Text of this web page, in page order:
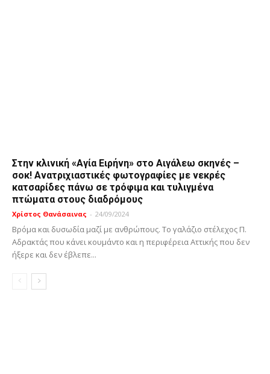
Στην κλινική «Αγία Ειρήνη» στο Αιγάλεω σκηνές –
σοκ! Ανατριχιαστικές φωτογραφίες με νεκρές
κατσαρίδες πάνω σε τρόφιμα και τυλιγμένα
πτώματα στους διαδρόμους
Χρίστος Θανάσαινας - 24/09/2024
Βρόμα και δυσωδία μαζί με ανθρώπους. Το γαλάζιο στέλεχος Π.
Αδρακτάς που κάνει κουμάντο και η περιφέρεια Αττικής που δεν
ήξερε και δεν έβλεπε...